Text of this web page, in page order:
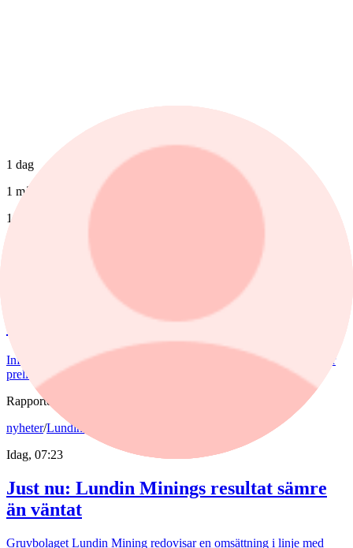
1 dag
1 mån
1 år
Inflationen sjunker i takt med
energipriserna
Inflationen i juli sjönk både när det gäller KPI och KPIF. Det visar
preliminära siffror från SCB.
Rapporter
nyheter/Lundin Mining
Idag, 07:23
Just nu: Lundin Minings resultat sämre
än väntat
Gruvbolaget Lundin Mining redovisar en omsättning i linje med